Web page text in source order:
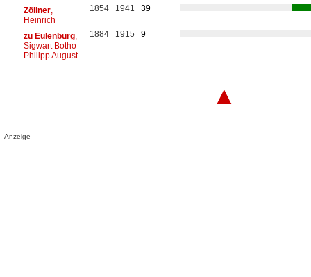
Zöllner,
Heinrich
1854 1941 39
zu Eulenburg,
Sigwart Botho
Philipp August
1884 1915 9
▲
Anzeige